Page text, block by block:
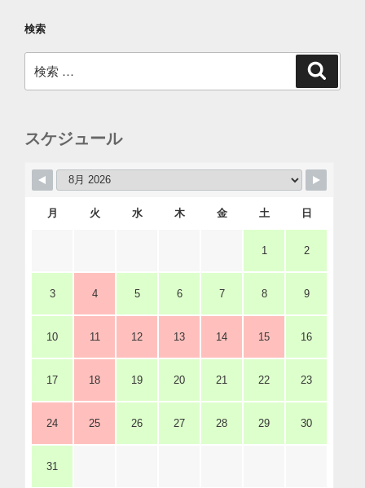
検索
索:
スケジュール
月 火 水 木 金 土 日
1 2
3 4 5 6 7 8 9
10 11 12 13 14 15 16
17 18 19 20 21 22 23
24 25 26 27 28 29 30
31